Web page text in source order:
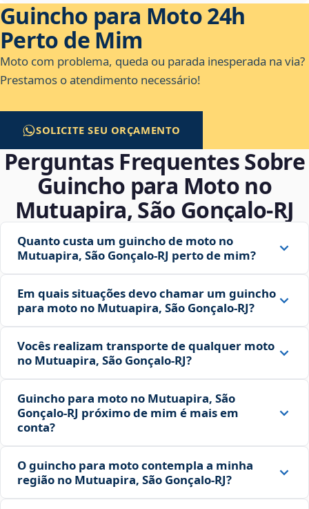
Guincho para Moto 24h
Perto de Mim
Moto com problema, queda ou parada inesperada na via?
Prestamos o atendimento necessário!
SOLICITE SEU ORÇAMENTO
Perguntas Frequentes Sobre
Guincho para Moto no
Mutuapira, São Gonçalo‑RJ
Quanto custa um guincho de moto no
Mutuapira, São Gonçalo‑RJ perto de mim?
Em quais situações devo chamar um guincho
para moto no Mutuapira, São Gonçalo‑RJ?
Vocês realizam transporte de qualquer moto
no Mutuapira, São Gonçalo‑RJ?
Guincho para moto no Mutuapira, São
Gonçalo‑RJ próximo de mim é mais em
conta?
O guincho para moto contempla a minha
região no Mutuapira, São Gonçalo‑RJ?